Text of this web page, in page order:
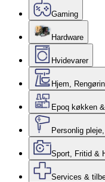
Gaming
Hardware
Hvidevarer
Hjem,
Epoq køkken
Personlig
Sport, Fritid &
Services &